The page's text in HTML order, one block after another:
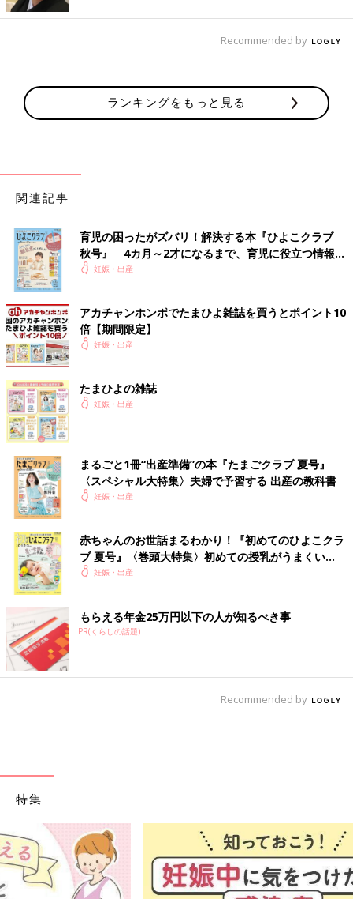
Recommended by
ランキングをもっと見る
関連記事
育児の困ったがズバリ！解決する本『ひよこクラブ
秋号』 4カ月～2才になるまで、育児に役立つ情報が
いっぱい！
妊娠・出産
アカチャンホンポでたまひよ雑誌を買うとポイント10
倍【期間限定】
妊娠・出産
たまひよの雑誌
妊娠・出産
まるごと1冊“出産準備”の本『たまごクラブ 夏号』
〈スペシャル大特集〉夫婦で予習する 出産の教科書
妊娠・出産
赤ちゃんのお世話まるわかり！『初めてのひよこクラ
ブ 夏号』〈巻頭大特集〉初めての授乳がうまくい
く！ おっぱい・ミルクの基本と夏のトラブル 解決テ
妊娠・出産
もらえる年金25万円以下の人が知るべき事
PR(くらしの話題)
Recommended by
特集